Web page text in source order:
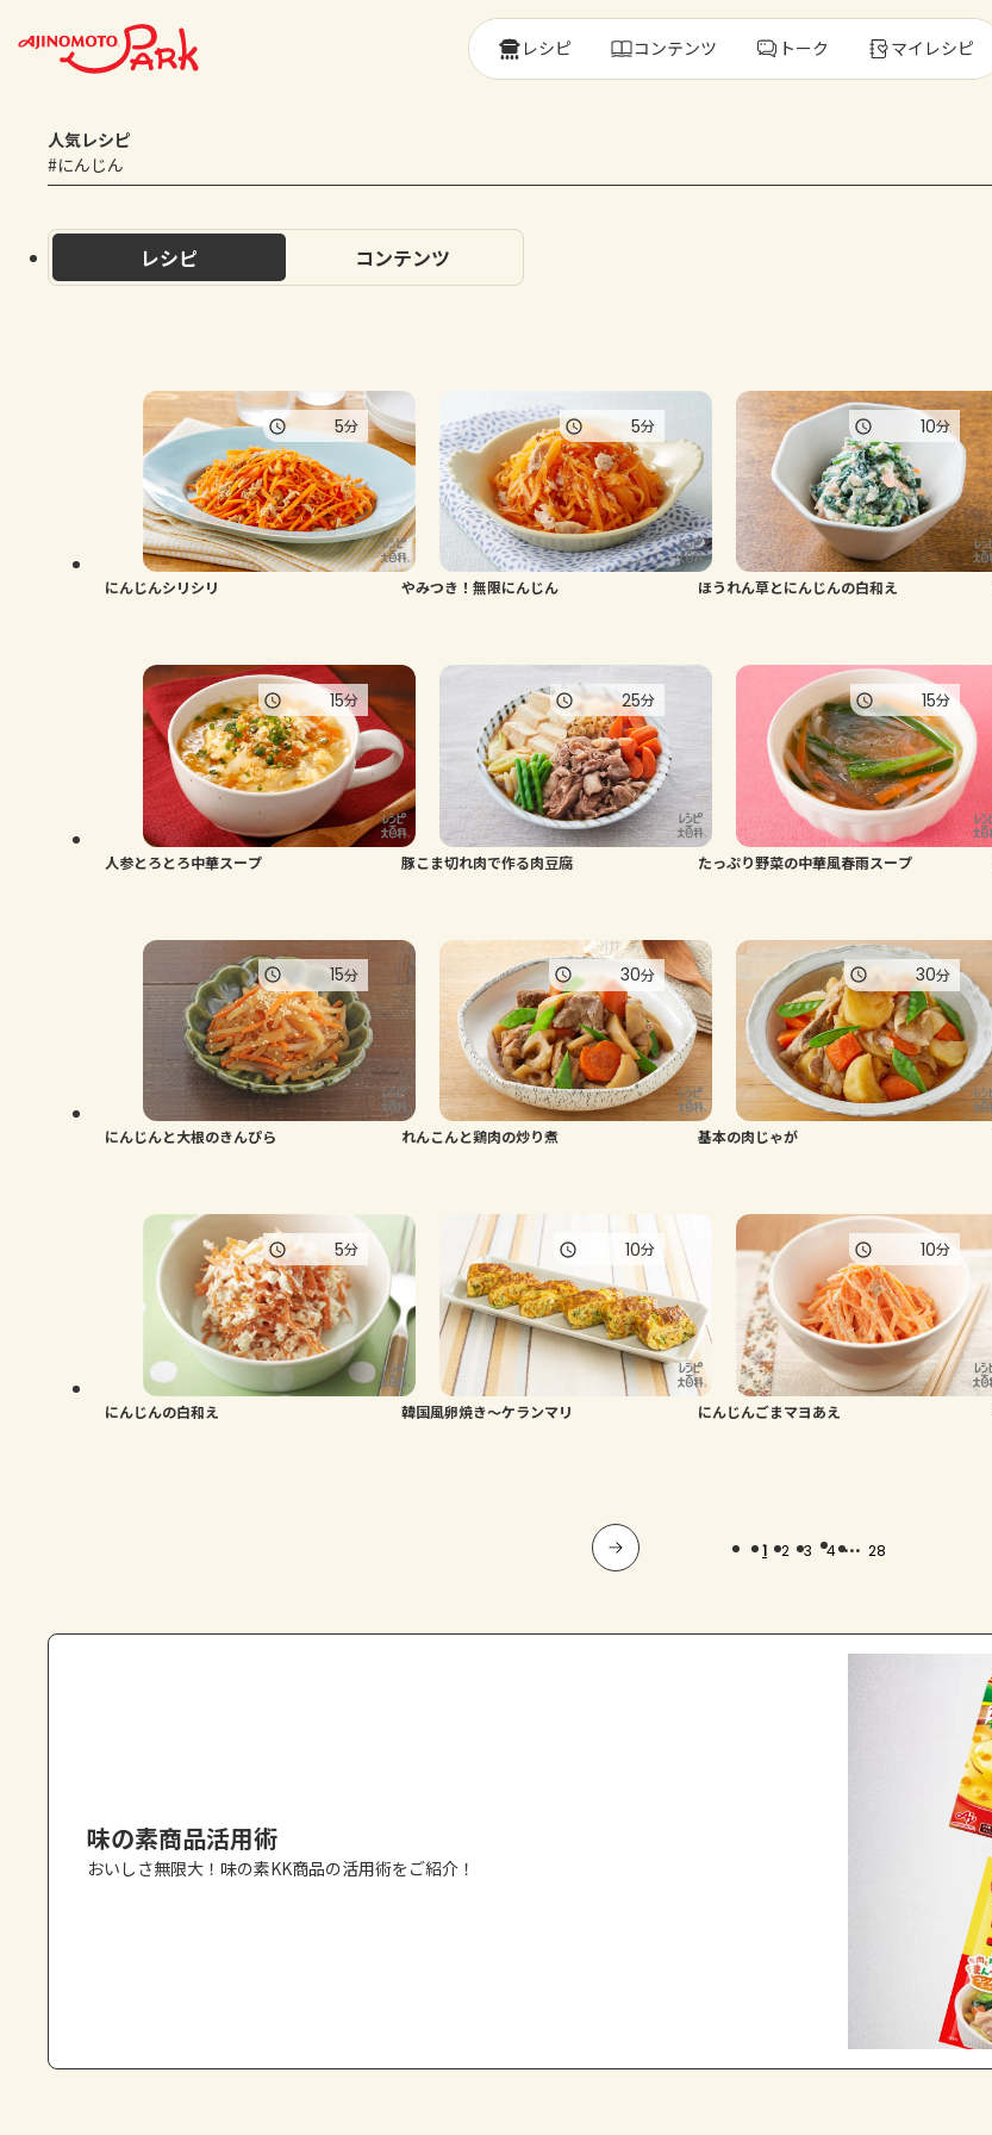
レシピ コンテンツ トーク マイレシピ
人気レシピ
#にんじん
レシピ コンテンツ
にんじんシリシリ
5分
やみつき！無限にんじん
5分
ほうれん草とにんじんの白和え
10分
人参とろとろ中華スープ
15分
豚こま切れ肉で作る肉豆腐
25分
たっぷり野菜の中華風春雨スープ
15分
にんじんと大根のきんぴら
15分
れんこんと鶏肉の炒り煮
30分
基本の肉じゃが
30分
にんじんの白和え
5分
韓国風卵焼き～ケランマリ
10分
にんじんごまマヨあえ
10分
1 2 3 4 ... 28
味の素商品活用術
おいしさ無限大！味の素KK商品の活用術をご紹介！